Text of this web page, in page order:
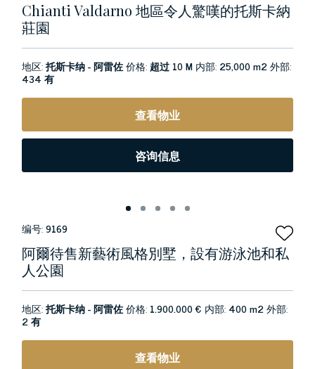
Chianti Valdarno 地區令人驚嘆的托斯卡納
莊園
地区:托斯卡纳 - 阿雷佐价格: 超过 10 M 内部: 25,000 m2外部:
434 有
查看物业
咨询信息
编号:9169
阿爾待售新藝術風格別墅，設有游泳池和私
人公園
地区:托斯卡纳 - 阿雷佐价格: 1.900.000 € 内部: 400 m2外部:
2 有
查看物业